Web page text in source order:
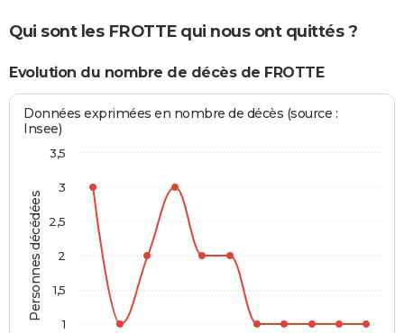
Qui sont les FROTTE qui nous ont quittés ?
Evolution du nombre de décès de FROTTE
Personnes décédées
Données exprimées en nombre de décès (source :
Insee)
1
1,5
2
2,5
3
3,5